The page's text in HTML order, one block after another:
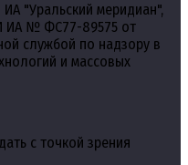
"Уральский меридиан",
ИА № ФС77-89575 от
службой по надзору в
и массовых
с точкой зрения